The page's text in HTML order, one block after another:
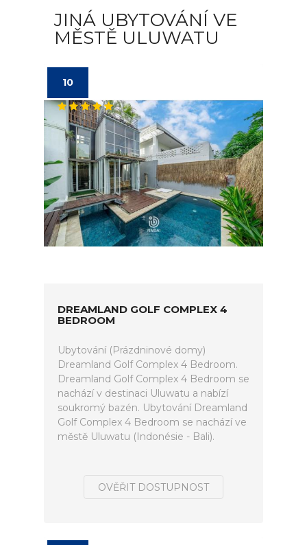
JINÁ UBYTOVÁNÍ VE
MĚSTĚ ULUWATU
10
DREAMLAND GOLF COMPLEX 4
BEDROOM
Ubytování (Prázdninové domy)
Dreamland Golf Complex 4 Bedroom.
Dreamland Golf Complex 4 Bedroom se
nachází v destinaci Uluwatu a nabízí
soukromý bazén. Ubytování Dreamland
Golf Complex 4 Bedroom se nachází ve
městě Uluwatu (Indonésie - Bali).
OVĚŘIT DOSTUPNOST